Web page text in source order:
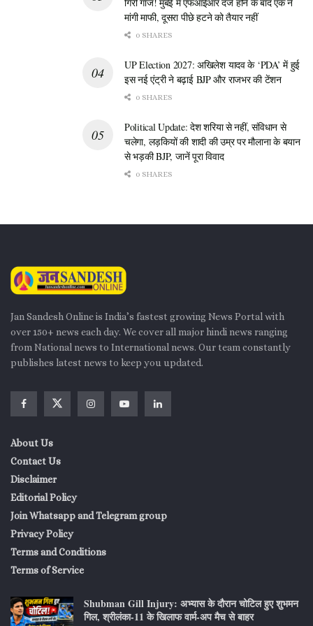
है कि भारतीय कूटनीति इस नई चुनौती से कैसे निपटती है और बंगाल की
खाड़ी में अपने प्रभाव को कैसे बनाए रखती है।
मांगी माफी, दूसरा पीछे हटने को तैयार नहीं
0 SHARES
UP Election 2027: अखिलेश यादव के ‘PDA’ में हुई
इस नई एंट्री ने बढ़ाई BJP और राजभर की टेंशन
0 SHARES
Political Update: देश शरिया से नहीं, संविधान से
चलेगा, लड़कियों की शादी की उम्र पर मौलाना के बयान
से भड़की BJP, जानें पूरा विवाद
0 SHARES
Jan Sandesh Online is India’s fastest growing News Portal with
over 150+ news each day. We cover all major hindi news ranging
from National news to International news. Our team constantly
publishes latest news to keep you updated.
About Us
Contact Us
Disclaimer
Editorial Policy
Join Whatsapp and Telegram group
Privacy Policy
Terms and Conditions
Terms of Service
Shubman Gill Injury: अभ्यास के दौरान चोटिल हुए शुभमन
गिल, श्रीलंका-11 के खिलाफ वार्म-अप मैच से बाहर